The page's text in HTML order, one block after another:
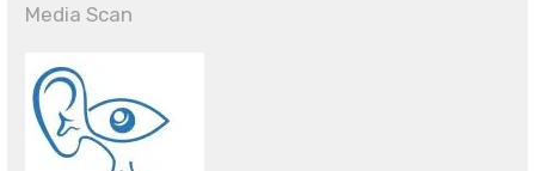
Media Scan